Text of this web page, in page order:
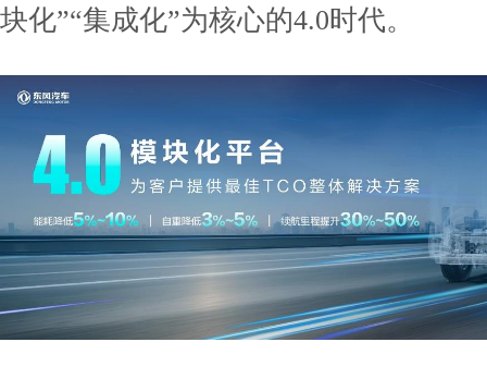
块化”“集成化”为核心的4.0时代。